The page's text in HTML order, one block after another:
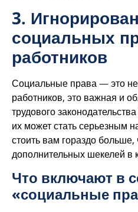
3.
социальных
работников
Социальные права — это не
работников, это важная и
трудового
их может стать серьезным
стоить вам гораздо больше,
дополнительных шекелей в
Что включают в
«социальные